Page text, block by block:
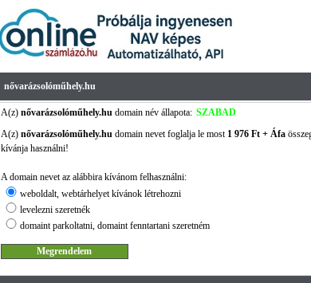
nővarázsolóműhely.hu
A(z) nővarázsolóműhely.hudomain név állapota: SZABAD
A(z) nővarázsolóműhely.hudomain nevet foglalja le most 1 976 Ft + Áfa
kívánja használni!
A domain nevet az alábbira kívánom felhasználni:
weboldalt, webtárhelyet kívánok létrehozni
levelezni szeretnék
domaint parkoltatni, domaint fenntartani szeretném